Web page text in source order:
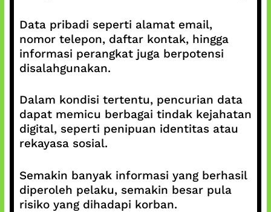
Data pribadi seperti alamat email,
nomor telepon, daftar kontak, hingga
informasi perangkat juga berpotensi
disalahgunakan.
Dalam kondisi tertentu, pencurian data
dapat memicu berbagai tindak kejahatan
digital, seperti penipuan identitas atau
rekayasa sosial.
Semakin banyak informasi yang berhasil
diperoleh pelaku, semakin besar pula
risiko yang dihadapi korban.